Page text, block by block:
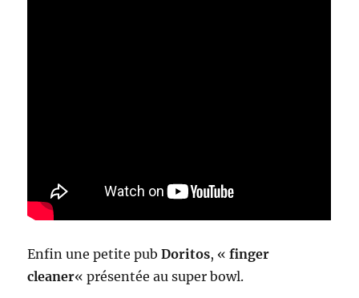
Enfin une petite pubDoritos, «finger
cleaner« présentée au super bowl.